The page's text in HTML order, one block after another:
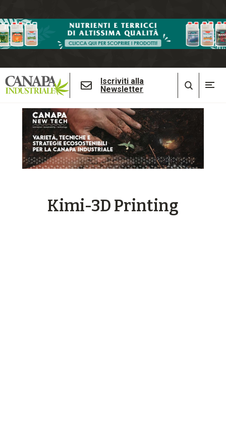
Iscriviti alla
Newsletter
Kimi-3D Printing